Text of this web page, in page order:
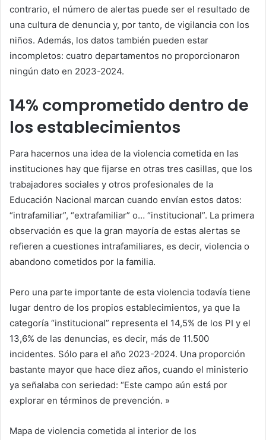
contrario, el número de alertas puede ser el resultado de
una cultura de denuncia y, por tanto, de vigilancia con los
niños. Además, los datos también pueden estar
incompletos: cuatro departamentos no proporcionaron
ningún dato en 2023-2024.
14% comprometido dentro de
los establecimientos
Para hacernos una idea de la violencia cometida en las
instituciones hay que fijarse en otras tres casillas, que los
trabajadores sociales y otros profesionales de la
Educación Nacional marcan cuando envían estos datos:
“intrafamiliar”, “extrafamiliar” o… “institucional”. La primera
observación es que la gran mayoría de estas alertas se
refieren a cuestiones intrafamiliares, es decir, violencia o
abandono cometidos por la familia.
Pero una parte importante de esta violencia todavía tiene
lugar dentro de los propios establecimientos, ya que la
categoría “institucional” representa el 14,5% de los PI y el
13,6% de las denuncias, es decir, más de 11.500
incidentes. Sólo para el año 2023-2024. Una proporción
bastante mayor que hace diez años, cuando el ministerio
ya señalaba con seriedad: “Este campo aún está por
explorar en términos de prevención. »
Mapa de violencia cometida al interior de los